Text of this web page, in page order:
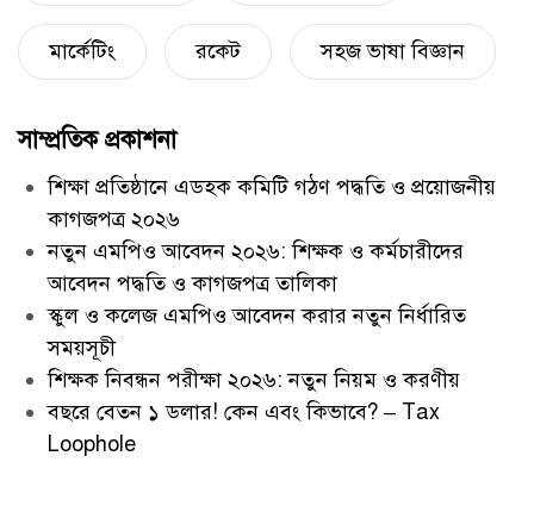
মার্কেটিং রকেট সহজ ভাষা বিজ্ঞান
সাম্প্রতিক প্রকাশনা
শিক্ষা প্রতিষ্ঠানে এডহক কমিটি গঠণ পদ্ধতি ও প্রয়োজনীয়
কাগজপত্র ২০২৬
নতুন এমপিও আবেদন ২০২৬: শিক্ষক ও কর্মচারীদের
আবেদন পদ্ধতি ও কাগজপত্র তালিকা
স্কুল ও কলেজ এমপিও আবেদন করার নতুন নির্ধারিত
সময়সূচী
শিক্ষক নিবন্ধন পরীক্ষা ২০২৬: নতুন নিয়ম ও করণীয়
বছরে বেতন ১ ডলার! কেন এবং কিভাবে? – Tax
Loophole